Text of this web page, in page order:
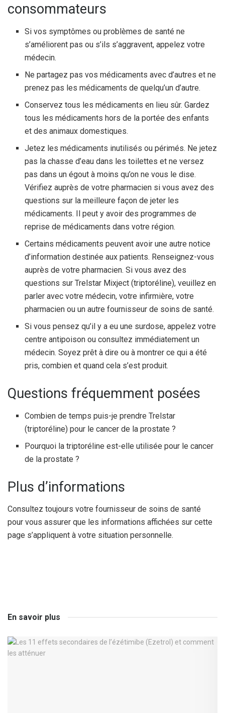
consommateurs
Si vos symptômes ou problèmes de santé ne
s’améliorent pas ou s’ils s’aggravent, appelez votre
médecin.
Ne partagez pas vos médicaments avec d’autres et ne
prenez pas les médicaments de quelqu’un d’autre.
Conservez tous les médicaments en lieu sûr. Gardez
tous les médicaments hors de la portée des enfants
et des animaux domestiques.
Jetez les médicaments inutilisés ou périmés. Ne jetez
pas la chasse d’eau dans les toilettes et ne versez
pas dans un égout à moins qu’on ne vous le dise.
Vérifiez auprès de votre pharmacien si vous avez des
questions sur la meilleure façon de jeter les
médicaments. Il peut y avoir des programmes de
reprise de médicaments dans votre région.
Certains médicaments peuvent avoir une autre notice
d’information destinée aux patients. Renseignez-vous
auprès de votre pharmacien. Si vous avez des
questions sur Trelstar Mixject (triptoréline), veuillez en
parler avec votre médecin, votre infirmière, votre
pharmacien ou un autre fournisseur de soins de santé.
Si vous pensez qu’il y a eu une surdose, appelez votre
centre antipoison ou consultez immédiatement un
médecin. Soyez prêt à dire ou à montrer ce qui a été
pris, combien et quand cela s’est produit.
Questions fréquemment posées
Combien de temps puis-je prendre Trelstar
(triptoréline) pour le cancer de la prostate ?
Pourquoi la triptoréline est-elle utilisée pour le cancer
de la prostate ?
Plus d’informations
Consultez toujours votre fournisseur de soins de santé
pour vous assurer que les informations affichées sur cette
page s’appliquent à votre situation personnelle.
En savoir plus